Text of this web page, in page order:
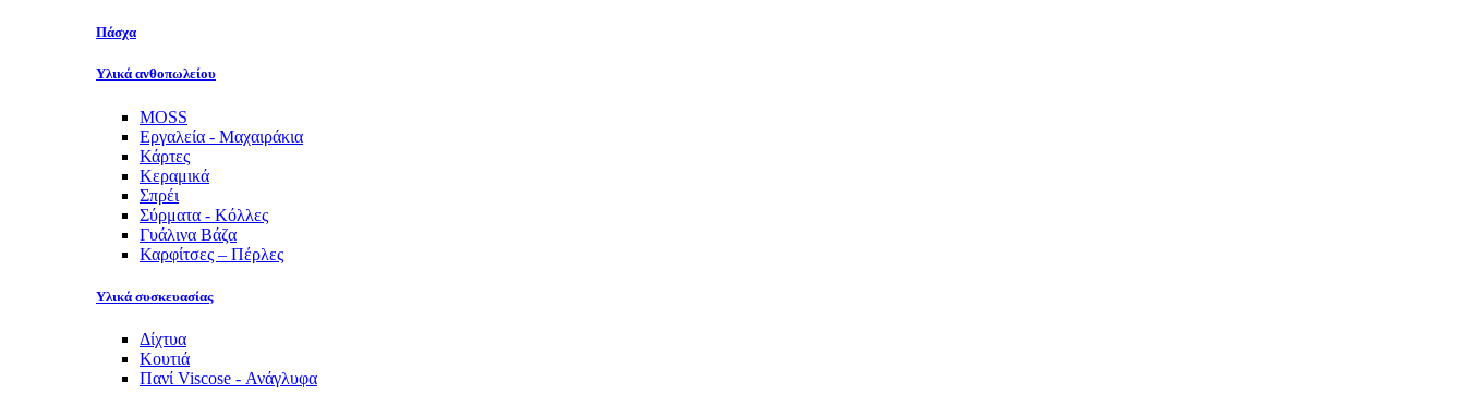
Πάσχα
Υλικά ανθοπωλείου
MOSS
Εργαλεία - Μαχαιράκια
Κάρτες
Κεραμικά
Σπρέι
Σύρματα - Κόλλες
Γυάλινα Βάζα
Καρφίτσες – Πέρλες
Υλικά συσκευασίας
Δίχτυα
Κουτιά
Πανί Viscose - Ανάγλυφα